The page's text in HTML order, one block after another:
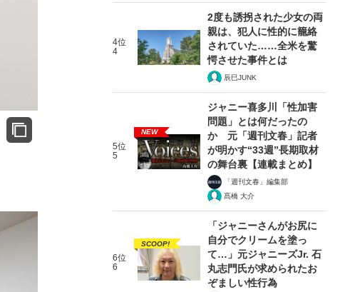
4位
4
2度も誘拐された少女の両
親は、犯人に性的に籠絡
されていた……全米を驚
愕させた事件とは
辰巳JUNK
5位
5
NEW
ジャニー喜多川「性加害
問題」とは何だったの
か 元「週刊文春」記者
が明かす“33週”長期取材
の舞台裏【連載まとめ】
「週刊文春」編集部
髙橋 大介
6位
6
SCOOP!
「ジャニーさんがお尻に
自分でクリームを塗っ
て…」元ジャニーズJr. 石
丸志門氏が求められたお
ぞましい性行為